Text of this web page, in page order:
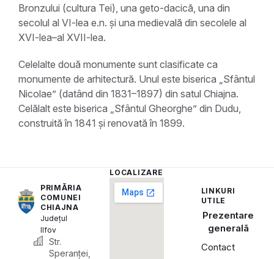
Bronzului (cultura Tei), una geto-dacică, una din
secolul al VI-lea e.n. și una medievală din secolele al
XVI-lea–al XVII-lea.
Celelalte două monumente sunt clasificate ca
monumente de arhitectură. Unul este biserica „Sfântul
Nicolae” (datând din 1831–1897) din satul Chiajna.
Celălalt este biserica „Sfântul Gheorghe” din Dudu,
construită în 1841 și renovată în 1899.
PRIMĂRIA
COMUNEI
CHIAJNA
Județul
Ilfov
Str.
Speranței,
LOCALIZARE
LINKURI
UTILE
Prezentare
generală
Contact